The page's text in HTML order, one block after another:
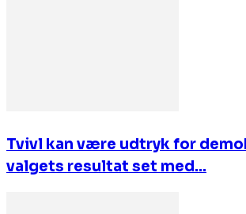
Tvivl kan være udtryk for
valgets resultat set med...